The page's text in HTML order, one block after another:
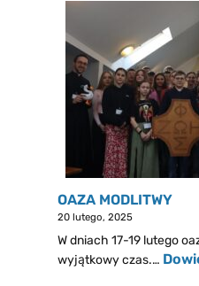
OAZA MODLITWY
20 lutego, 2025
W dniach 17-19 lutego
wyjątkowy czas.…